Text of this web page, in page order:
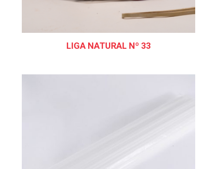
LIGA NATURAL Nº 33